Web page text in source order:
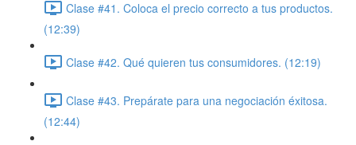
Clase #41. Coloca el precio correcto a tus productos.
(12:39)
Clase #42. Qué quieren tus consumidores. (12:19)
Clase #43. Prepárate para una negociación éxitosa.
(12:44)